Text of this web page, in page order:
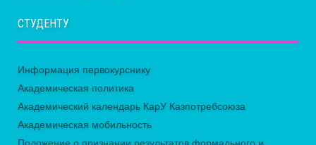
СТУДЕНТУ
Информация первокурснику
Академическая политика
Академический календарь КарУ Казпотребсоюза
Академическая мобильность